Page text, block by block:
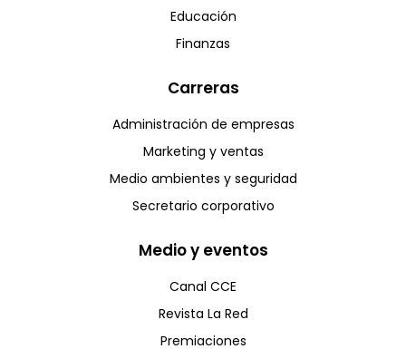
Educación
Finanzas
Carreras
Administración de empresas
Marketing y ventas
Medio ambientes y seguridad
Secretario corporativo
Medio y eventos
Canal CCE
Revista La Red
Premiaciones